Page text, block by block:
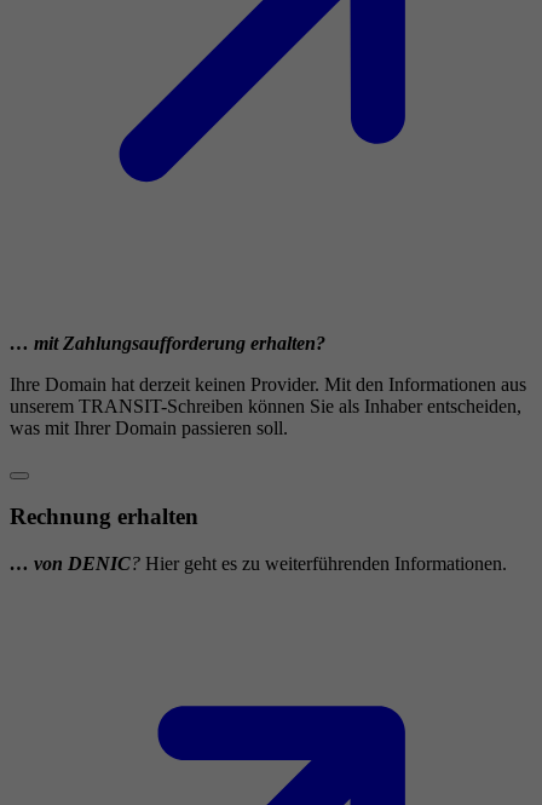
… mit Zahlungsaufforderung erhalten?
Ihre Domain hat derzeit keinen Provider. Mit den Informationen aus
unserem TRANSIT-Schreiben können Sie als Inhaber entscheiden,
was mit Ihrer Domain passieren soll.
Rechnung erhalten
… von DENIC? Hier geht es zu weiterführenden Informationen.